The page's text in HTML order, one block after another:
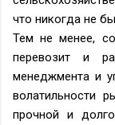
что никогда не
Тем не менее,
перевозит и
менеджмента и
волатильности
прочной и